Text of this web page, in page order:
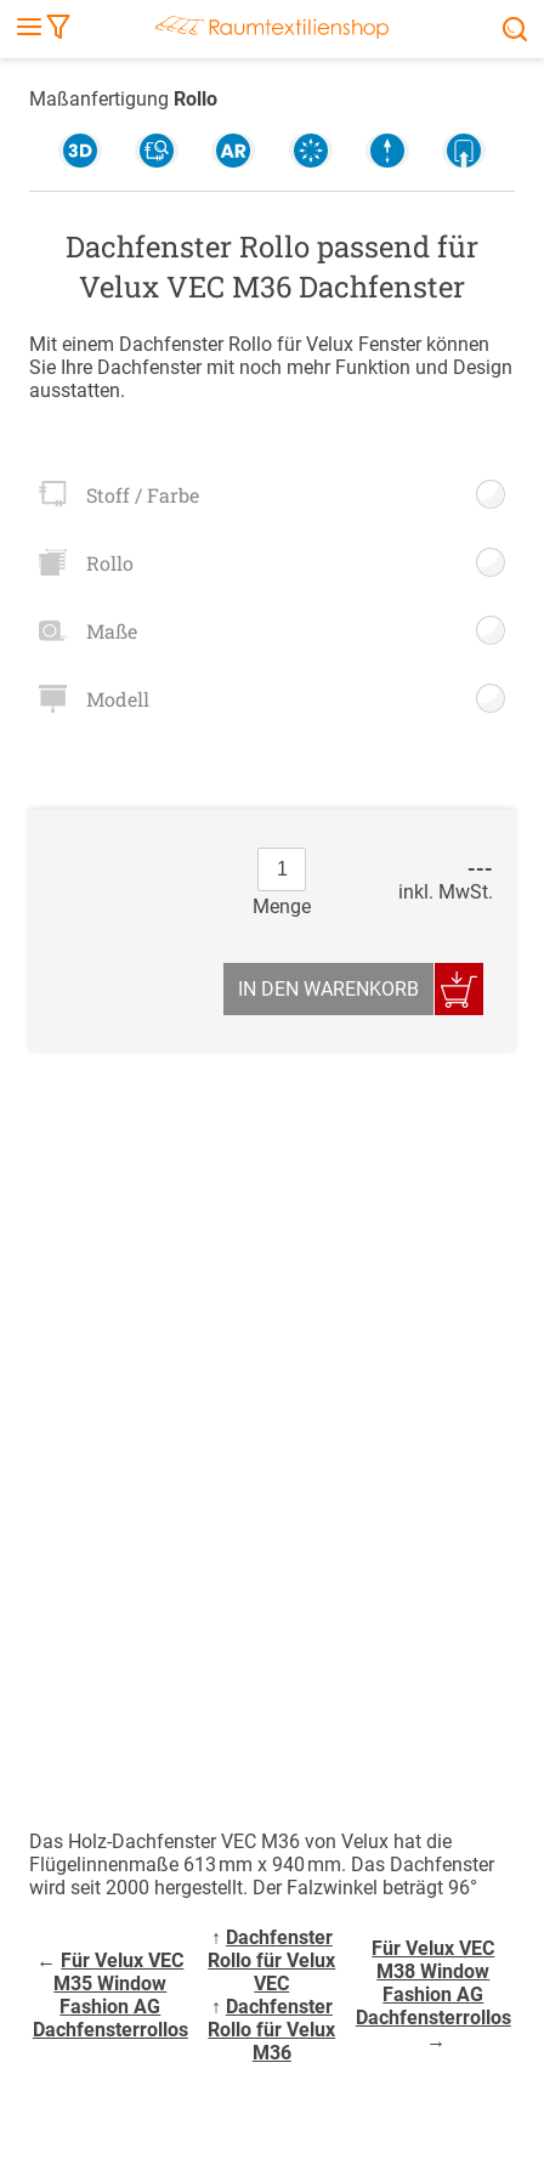
Maßanfertigung Rollo
Dachfenster Rollo passend für
Velux VEC M36 Dachfenster
Mit einem Dachfenster Rollo für Velux Fenster können
Sie Ihre Dachfenster mit noch mehr Funktion und Design
ausstatten.
Stoff / Farbe
Rollo
Maße
Modell
Menge
---
inkl. MwSt.
IN DEN WARENKORB
Das Holz-Dachfenster VEC M36 von Velux hat die
Flügelinnenmaße 613 mm x 940 mm. Das Dachfenster
wird seit 2000 hergestellt. Der Falzwinkel beträgt 96°
← Für Velux VEC
M35 Window
Fashion AG
Dachfensterrollos
↑ Dachfenster
Rollo für Velux
VEC
↑ Dachfenster
Rollo für Velux
M36
Für Velux VEC
M38 Window
Fashion AG
Dachfensterrollos
→